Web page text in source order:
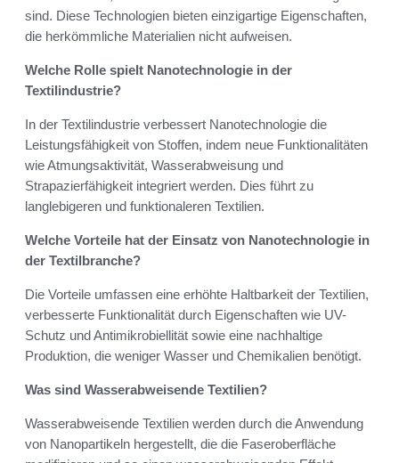
sind. Diese Technologien bieten einzigartige Eigenschaften,
die herkömmliche Materialien nicht aufweisen.
Welche Rolle spielt Nanotechnologie in der
Textilindustrie?
In der Textilindustrie verbessert Nanotechnologie die
Leistungsfähigkeit von Stoffen, indem neue Funktionalitäten
wie Atmungsaktivität, Wasserabweisung und
Strapazierfähigkeit integriert werden. Dies führt zu
langlebigeren und funktionaleren Textilien.
Welche Vorteile hat der Einsatz von Nanotechnologie in
der Textilbranche?
Die Vorteile umfassen eine erhöhte Haltbarkeit der Textilien,
verbesserte Funktionalität durch Eigenschaften wie UV-
Schutz und Antimikrobiellität sowie eine nachhaltige
Produktion, die weniger Wasser und Chemikalien benötigt.
Was sind Wasserabweisende Textilien?
Wasserabweisende Textilien werden durch die Anwendung
von Nanopartikeln hergestellt, die die Faseroberfläche